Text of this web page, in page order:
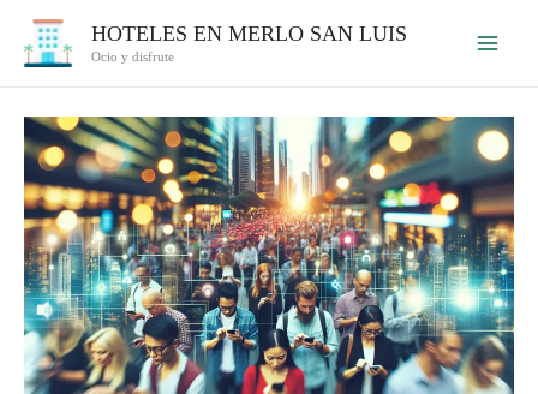
HOTELES EN MERLO SAN LUIS
Ocio y disfrute